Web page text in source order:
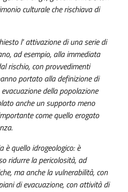
culturale che rischiava di
l' attivazione di una serie di
ad esempio, alla immediata
rischio, con provvedimenti
portato alla definizione di
della popolazione
anche un supporto meno
come quello erogato
è quello idrogeologico: è
ridurre la pericolosità, ad
ma anche la vulnerabilità, con
di evacuazione, con attività di